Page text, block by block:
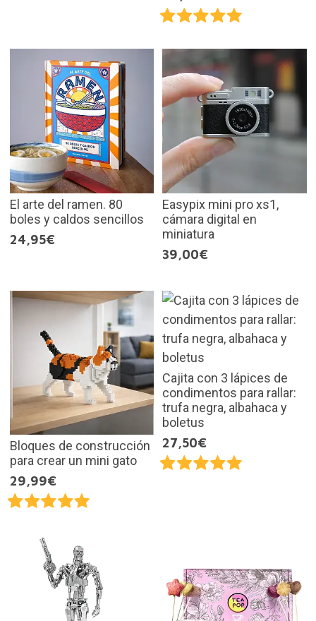
El arte del ramen. 80
boles y caldos sencillos
24,95€
Easypix mini pro xs1,
cámara digital en
miniatura
39,00€
Bloques de construcción
para crear un mini gato
29,99€
Cajita con 3 lápices de
condimentos para rallar:
trufa negra, albahaca y
boletus
27,50€